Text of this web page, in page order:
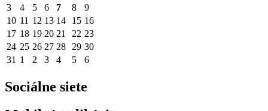
3
4 5 6 7 8
9
10 11 12 13 14 15 16
17 18 19 20 21 22 23
24 25 26 27 28 29 30
31 1 2 3 4 5 6
Sociálne siete